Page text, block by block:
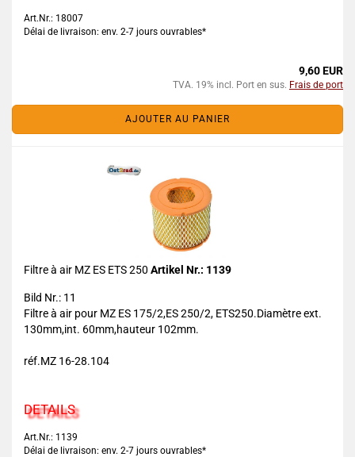
Art.Nr.: 18007
Délai de livraison: env. 2-7 jours ouvrables*
9,60 EUR
TVA. 19% incl. Port en sus. Frais de port
AJOUTER AU PANIER
Filtre à air MZ ES ETS 250 Artikel Nr.: 1139
Bild Nr.: 11
Filtre à air pour MZ ES 175/2,ES 250/2, ETS250.Diamètre ext.
130mm,int. 60mm,hauteur 102mm.
réf.MZ 16-28.104
DETAILS
Art.Nr.: 1139
Délai de livraison: env. 2-7 jours ouvrables*